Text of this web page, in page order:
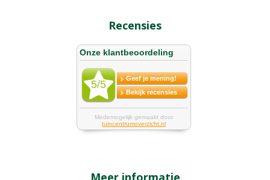
Recensies
Meer informatie